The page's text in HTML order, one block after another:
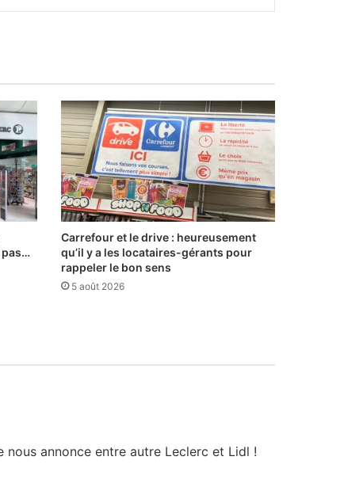
pas…
Carrefour et le drive : heureusement
qu’il y a les locataires-gérants pour
rappeler le bon sens
5 août 2026
annonce entre autre Leclerc et Lidl !